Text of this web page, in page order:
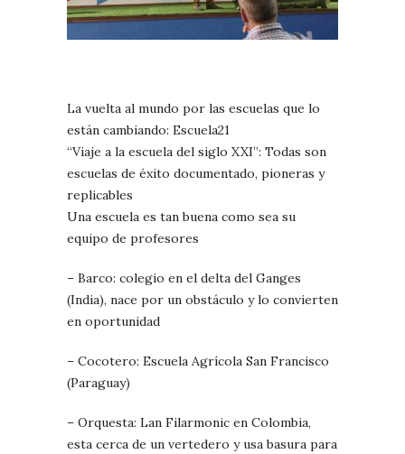
La vuelta al mundo por las escuelas que lo
están cambiando: Escuela21
“Viaje a la escuela del siglo XXI”: Todas son
escuelas de éxito documentado, pioneras y
replicables
Una escuela es tan buena como sea su
equipo de profesores
– Barco: colegio en el delta del Ganges
(India), nace por un obstáculo y lo convierten
en oportunidad
– Cocotero: Escuela Agrícola San Francisco
(Paraguay)
– Orquesta: Lan Filarmonic en Colombia,
esta cerca de un vertedero y usa basura para